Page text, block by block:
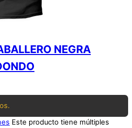
NEGRA
Este producto tiene múltiples